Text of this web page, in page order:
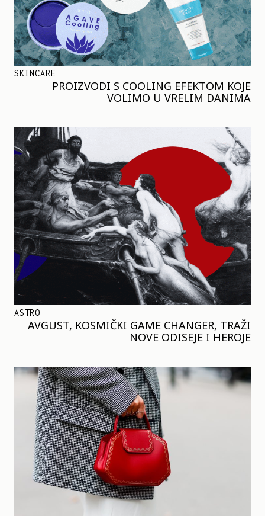
SKINCARE
PROIZVODI S COOLING EFEKTOM KOJE
VOLIMO U VRELIM DANIMA
ASTRO
AVGUST, KOSMIČKI GAME CHANGER, TRAŽI
NOVE ODISEJE I HEROJE